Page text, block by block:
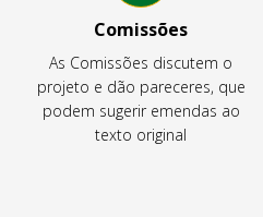
Comissões
As Comissões discutem o
projeto e dão pareceres, que
podem sugerir emendas ao
texto original